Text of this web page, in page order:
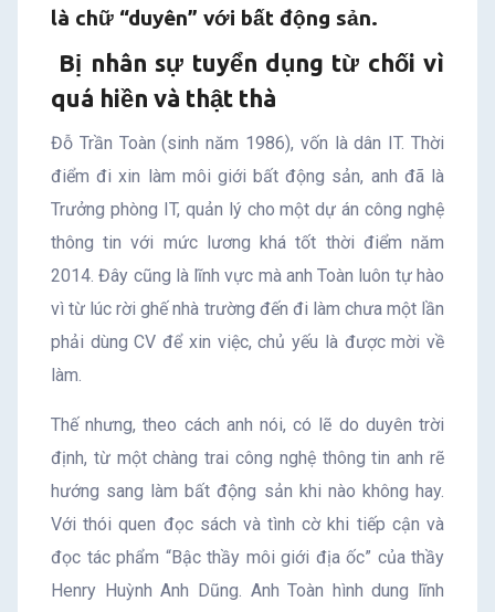
là chữ “duyên” với bất động sản.
Bị nhân sự tuyển dụng từ chối vì
quá hiền và thật thà
Đỗ Trần Toàn (sinh năm 1986), vốn là dân IT. Thời
điểm đi xin làm môi giới bất động sản, anh đã là
Trưởng phòng IT, quản lý cho một dự án công nghệ
thông tin với mức lương khá tốt thời điểm năm
2014. Đây cũng là lĩnh vực mà anh Toàn luôn tự hào
vì từ lúc rời ghế nhà trường đến đi làm chưa một lần
phải dùng CV để xin việc, chủ yếu là được mời về
làm.
Thế nhưng, theo cách anh nói, có lẽ do duyên trời
định, từ một chàng trai công nghệ thông tin anh rẽ
hướng sang làm bất động sản khi nào không hay.
Với thói quen đọc sách và tình cờ khi tiếp cận và
đọc tác phẩm “Bậc thầy môi giới địa ốc” của thầy
Henry Huỳnh Anh Dũng. Anh Toàn hình dung lĩnh